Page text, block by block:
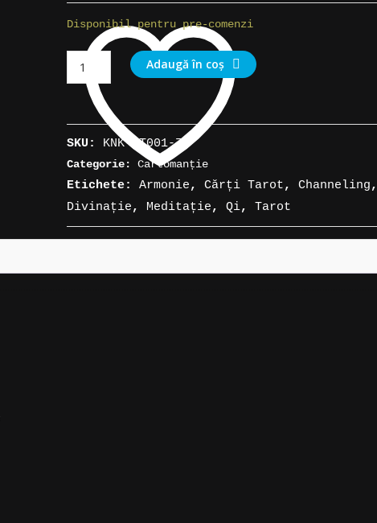
Disponibil pentru pre-comenzi
Cantitate
Cărți
Tarot
»
Osho
Zen
Tarot:
The
of
Adaugă în coș
SKU: KNK-MT001-79
Categorie:Cartomanție
Etichete:Armonie,Cărți Tarot,Channeling
Divinație, Meditație,Qi,Tarot